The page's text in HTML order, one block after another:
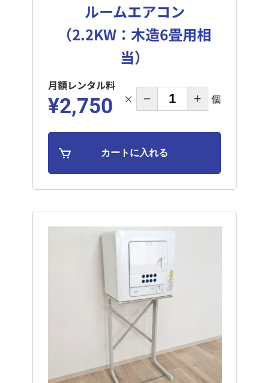
ルームエアコン
（2.2KW：木造6畳用相
当）
月額レンタル料
¥2,750 × 個